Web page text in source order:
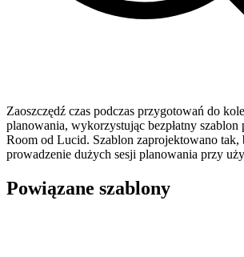
Zaoszczędź czas podczas przygotowań do
planowania, wykorzystując bezpłatny
Room od Lucid. Szablon zaprojektowano tak,
prowadzenie dużych sesji planowania przy
Powiązane szablony